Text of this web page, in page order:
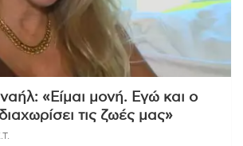
«Είμαι μονή. Εγώ και ο
τις ζωές μας»